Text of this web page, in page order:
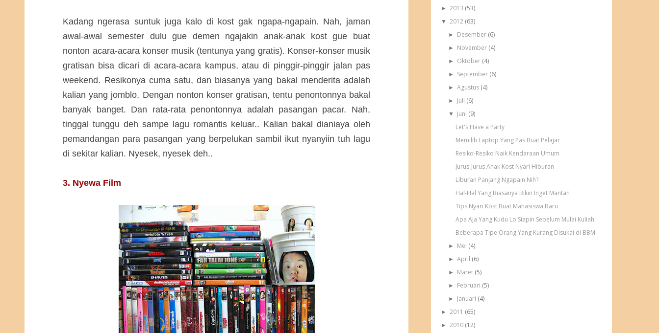
Kadang ngerasa suntuk juga kalo di kost gak ngapa-ngapain. Nah, jaman
awal-awal semester dulu gue demen ngajakin anak-anak kost gue buat
nonton acara-acara konser musik (tentunya yang gratis). Konser-konser musik
gratisan bisa dicari di acara-acara kampus, atau di pinggir-pinggir jalan pas
weekend. Resikonya cuma satu, dan biasanya yang bakal menderita adalah
kalian yang jomblo. Dengan nonton konser gratisan, tentu penontonnya bakal
banyak banget. Dan rata-rata penontonnya adalah pasangan pacar. Nah,
tinggal tunggu deh sampe lagu romantis keluar.. Kalian bakal dianiaya oleh
pemandangan para pasangan yang berpelukan sambil ikut nyanyiin tuh lagu
di sekitar kalian. Nyesek, nyesek deh..
3. Nyewa Film
►2013 (53)
▼2012 (63)
► Desember (6)
► November (4)
► Oktober (4)
► September (6)
► Agustus (4)
► Juli (6)
▼ Juni (9)
Let's Have a Party
Memilih Laptop Yang Pas Buat Pelajar
Resiko-Resiko Naik Kendaraan Umum
Jurus-Jurus Anak Kost Nyari Hiburan
Liburan Panjang Ngapain Nih?
Hal-Hal Yang Biasanya Bikin Inget Mantan
Tips Nyari Kost Buat Mahasiswa Baru
Apa Aja Yang Kudu Lo Siapin Sebelum Mulai Kuliah
Beberapa Tipe Orang Yang Kurang Disukai di BBM
► Mei (4)
► April (6)
► Maret (5)
► Februari (5)
► Januari (4)
►2011 (65)
►2010 (12)